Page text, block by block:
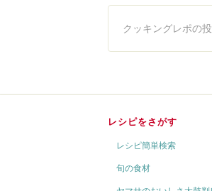
クッキングレポの
レシピをさがす
レシピ簡単検索
旬の食材